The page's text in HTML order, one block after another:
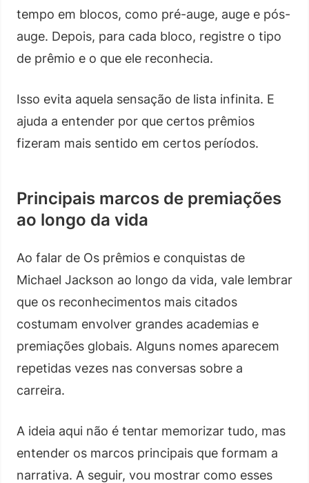
tempo em blocos, como pré-auge, auge e pós-
auge. Depois, para cada bloco, registre o tipo
de prêmio e o que ele reconhecia.
Isso evita aquela sensação de lista infinita. E
ajuda a entender por que certos prêmios
fizeram mais sentido em certos períodos.
Principais marcos de premiações
ao longo da vida
Ao falar de Os prêmios e conquistas de
Michael Jackson ao longo da vida, vale lembrar
que os reconhecimentos mais citados
costumam envolver grandes academias e
premiações globais. Alguns nomes aparecem
repetidas vezes nas conversas sobre a
carreira.
A ideia aqui não é tentar memorizar tudo, mas
entender os marcos principais que formam a
narrativa. A seguir, vou mostrar como esses